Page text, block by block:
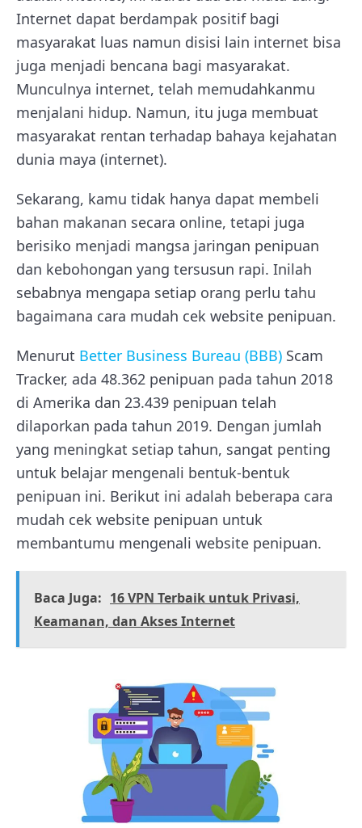
Internet dapat berdampak positif bagi
masyarakat luas namun disisi lain internet bisa
juga menjadi bencana bagi masyarakat.
Munculnya internet, telah memudahkanmu
menjalani hidup. Namun, itu juga membuat
masyarakat rentan terhadap bahaya kejahatan
dunia maya (internet).
Sekarang, kamu tidak hanya dapat membeli
bahan makanan secara online, tetapi juga
berisiko menjadi mangsa jaringan penipuan
dan kebohongan yang tersusun rapi. Inilah
sebabnya mengapa setiap orang perlu tahu
bagaimana cara mudah cek website penipuan.
Menurut Better Business Bureau (BBB) ​​Scam
Tracker, ada 48.362 penipuan pada tahun 2018
di Amerika dan 23.439 penipuan telah
dilaporkan pada tahun 2019. Dengan jumlah
yang meningkat setiap tahun, sangat penting
untuk belajar mengenali bentuk-bentuk
penipuan ini. Berikut ini adalah beberapa cara
mudah cek website penipuan untuk
membantumu mengenali website penipuan.
Baca Juga: 16 VPN Terbaik untuk Privasi,
Keamanan, dan Akses Internet